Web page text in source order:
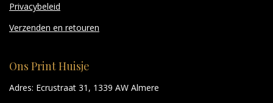
Privacybeleid
Verzenden en retouren
Ons Print Huisje
Adres: Ecrustraat 31, 1339 AW Almere